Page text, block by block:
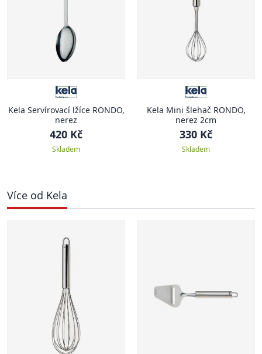
Kela Servírovací lžíce RONDO,
nerez
420 Kč
Skladem
Kela Mini šlehač RONDO,
nerez 2cm
330 Kč
Skladem
Více od Kela